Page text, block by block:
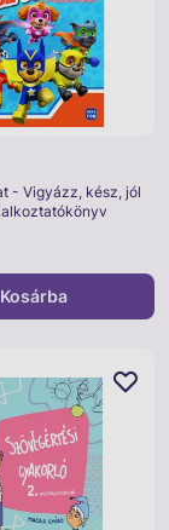
- Vigyázz, kész, jól
Kosárba